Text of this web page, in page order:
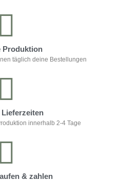
Produktion
täglich deine Bestellungen
innerhalb 2-4 Tage
& zahlen